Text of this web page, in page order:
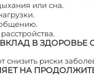
или сна.
В ЗДОРОВЬЕ
риски
НА